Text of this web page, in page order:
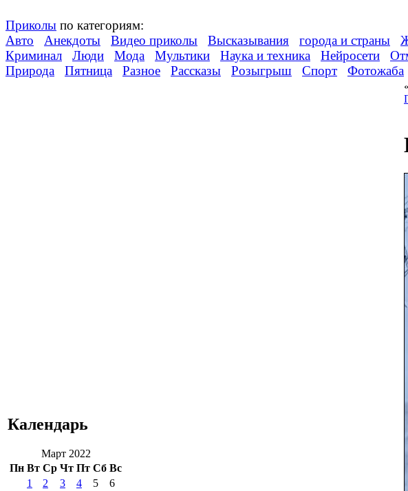
Приколы по категориям:
Авто
Анекдоты Видео приколы Высказывания города и страны
Криминал
Люди Мода Мультики Наука и техника Нейросети
Природа
Пятница Разное Рассказы Розыгрыш Спорт Фотожаба
Календарь
Март 2022
Пн Вт Ср Чт Пт Сб Вс
1
2 3 4 5
6
«